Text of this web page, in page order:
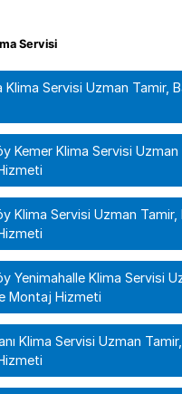
Servisi
Klima Servisi Uzman Tamir,
Kemer Klima Servisi Uzman
Klima Servisi Uzman Tamir,
Yenimahalle Klima Servisi
Montaj Hizmeti
Klima Servisi Uzman